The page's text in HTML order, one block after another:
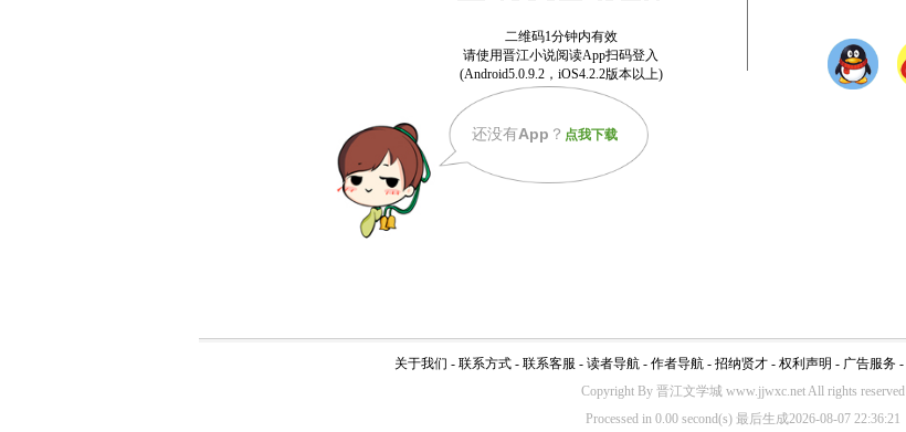
还没有App ？ 点我下载
关于我们 - 联系方式 - 联系客服 - 读者导航 - 作者导航 - 招纳贤才 - 权利声明 - 广告服务 -
Copyright By 晋江文学城 www.jjwxc.net All rights reserved
Processed in 0.00 second(s) 最后生成2026-08-07 22:36:21